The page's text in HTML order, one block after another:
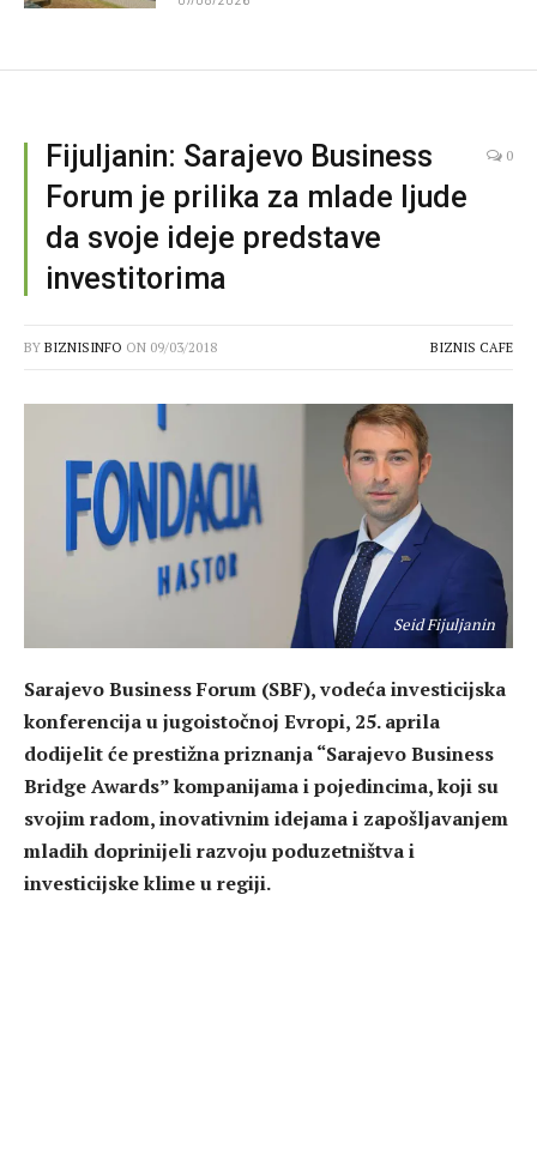
Fijuljanin: Sarajevo Business
Forum je prilika za mlade ljude
da svoje ideje predstave
investitorima
0
BY BIZNISINFO ON 09/03/2018 BIZNIS CAFE
Seid Fijuljanin
Sarajevo Business Forum (SBF), vodeća investicijska
konferencija u jugoistočnoj Evropi, 25. aprila
dodijelit će prestižna priznanja “Sarajevo Business
Bridge Awards” kompanijama i pojedincima, koji su
svojim radom, inovativnim idejama i zapošljavanjem
mladih doprinijeli razvoju poduzetništva i
investicijske klime u regiji.